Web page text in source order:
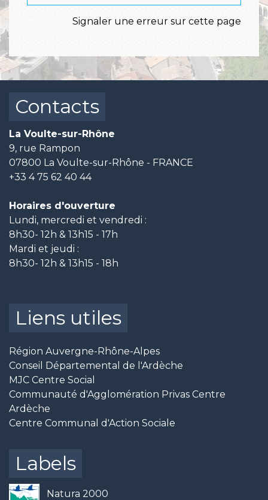
Signaler une erreur sur cette page
Contacts
La Voulte-sur-Rhône
9, rue Rampon
07800 La Voulte-sur-Rhône - FRANCE
+33 4 75 62 40 44
Horaires d'ouverture
Lundi, mercredi et vendredi :
8h30- 12h & 13h15 - 17h
Mardi et jeudi :
8h30- 12h & 13h15 - 18h
Liens utiles
Région Auvergne-Rhône-Alpes
Conseil Départemental de l'Ardèche
MJC Centre Social
Communauté d'Agglomération Privas Centre
Ardèche
Centre Communal d'Action Sociale
Labels
Natura 2000